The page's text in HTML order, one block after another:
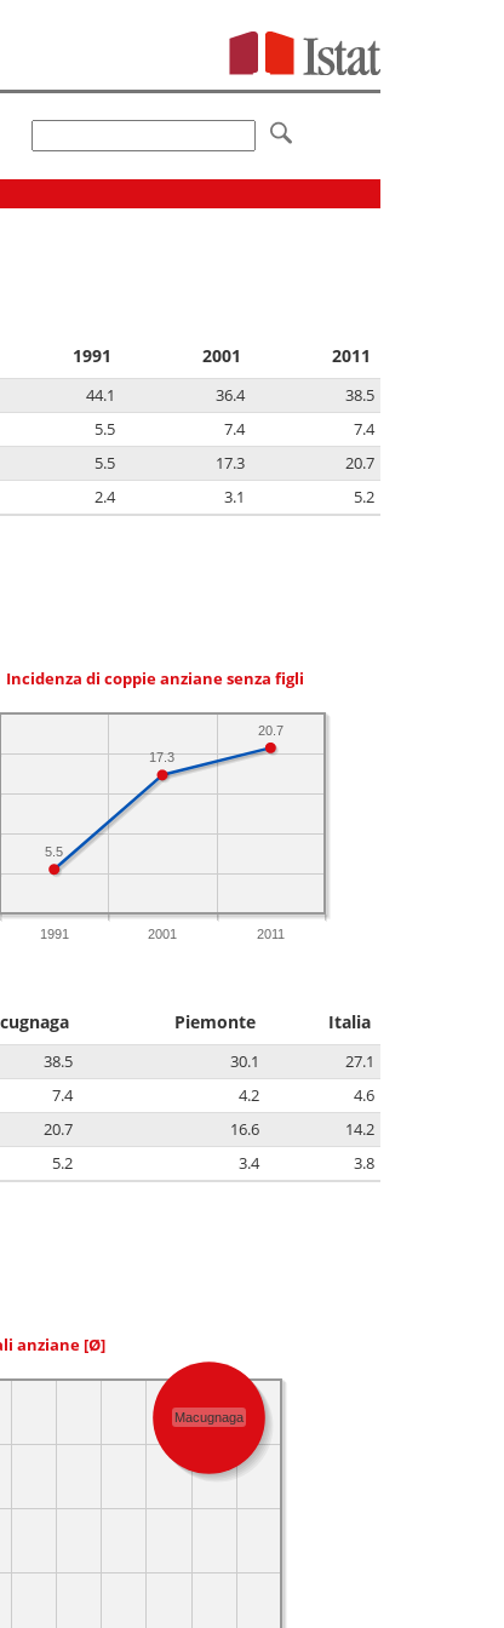
1991 2001 2011
44.1 36.4
38.5
5.5 7.4
7.4
5.5 17.3
20.7
2.4 3.1 5.2
Incidenza di coppie anziane senza figli
1991 2001 2011
20.7
17.3
5.5
Piemonte Italia
38.5 30.1
27.1
7.4 4.2
4.6
20.7 16.6
14.2
5.2 3.4 3.8
anziane [Ø]
Macugnaga